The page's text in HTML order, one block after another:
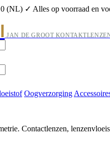
(NL) ✓ Alles op voorraad en
JAN DE GROOT
Oogverzorging
Contactlenzen,